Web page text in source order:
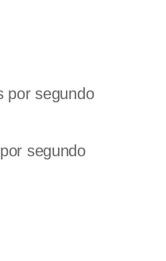
por segundo
segundo